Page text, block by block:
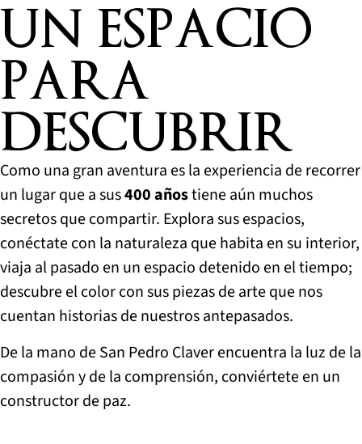
UN ESPACIO
PARA
DESCUBRIR
Como una gran aventura es la experiencia de recorrer
un lugar que a sus400 añostiene aún muchos
secretos que compartir. Explora sus espacios,
conéctate con la naturaleza que habita en su interior,
viaja al pasado en un espacio detenido en el tiempo;
descubre el color con sus piezas de arte que nos
cuentan historias de nuestros antepasados.
De la mano de San Pedro Claver encuentra la luz de la
compasión y de la comprensión, conviértete en un
constructor de paz.